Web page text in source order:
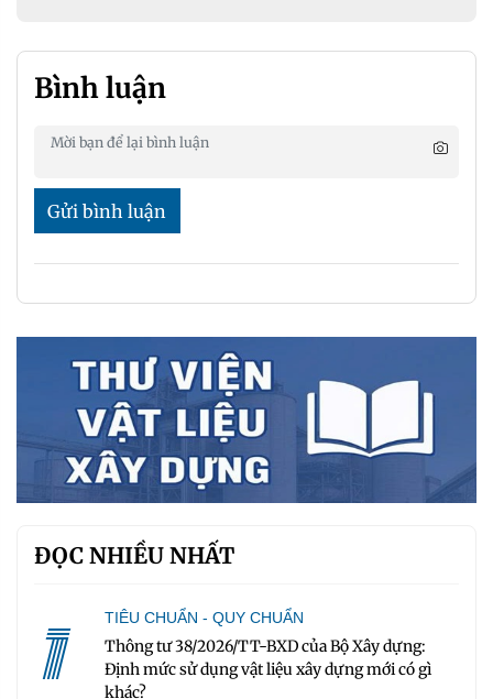
Bình luận
Gửi bình luận
ĐỌC NHIỀU NHẤT
1 TIÊU CHUẨN - QUY CHUẨN
Thông tư 38/2026/TT-BXD của Bộ Xây dựng:
Định mức sử dụng vật liệu xây dựng mới có gì
khác?